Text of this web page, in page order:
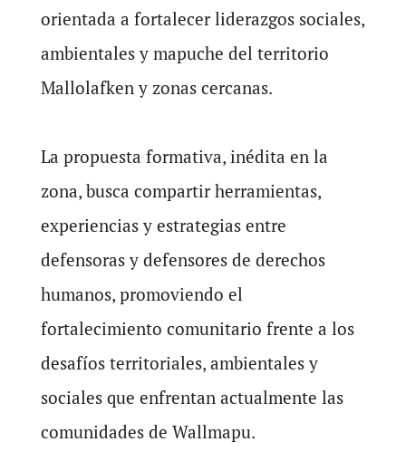
orientada a fortalecer liderazgos sociales,
ambientales y mapuche del territorio
Mallolafken y zonas cercanas.
La propuesta formativa, inédita en la
zona, busca compartir herramientas,
experiencias y estrategias entre
defensoras y defensores de derechos
humanos, promoviendo el
fortalecimiento comunitario frente a los
desafíos territoriales, ambientales y
sociales que enfrentan actualmente las
comunidades de Wallmapu.